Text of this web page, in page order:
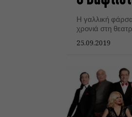
Η γαλλική φάρσα
χρονιά στη
25.09.2019